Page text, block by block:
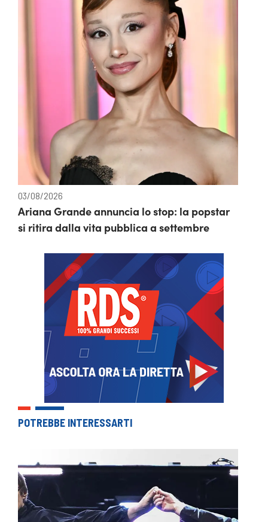
03/08/2026
Ariana Grande annuncia lo stop: la popstar
si ritira dalla vita pubblica a settembre
POTREBBE INTERESSARTI